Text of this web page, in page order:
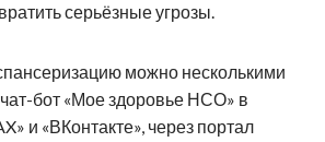
серьёзные угрозы.
можно несколькими
бот «Мое здоровье НСО» в
и «ВКонтакте», через портал